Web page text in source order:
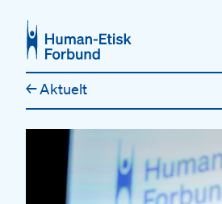
←Aktuelt